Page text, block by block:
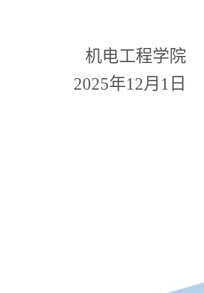
机电工程学院
2025年12月 1 日